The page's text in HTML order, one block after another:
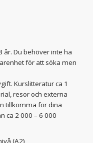
år. Du behöver inte ha
för att söka men
Kurslitteratur ca 1
resor och externa
tillkomma för dina
ca 2 000 – 6 000
(A2)